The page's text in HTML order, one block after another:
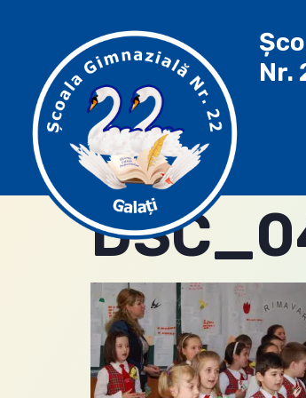
Nr.